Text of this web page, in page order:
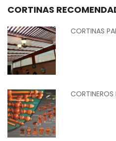
CORTINAS
CORTINAS
CORTINEROS